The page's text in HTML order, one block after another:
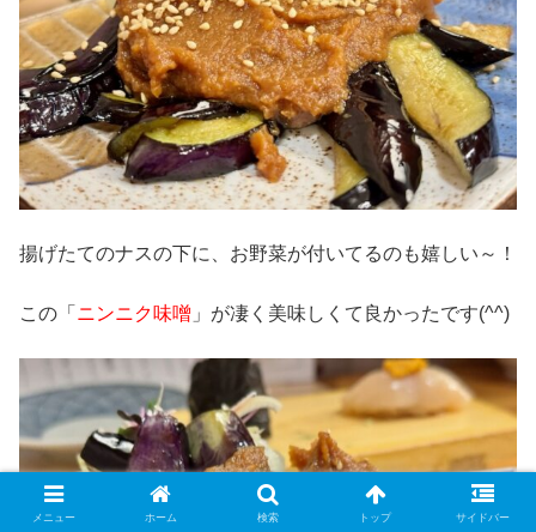
揚げたてのナスの下に、お野菜が付いてるのも嬉しい～！
この「 ニンニク味噌 」が凄く美味しくて良かったです(^^)
メニュー ホーム 検索 トップ サイドバー